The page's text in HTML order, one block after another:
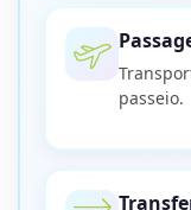
passeio.